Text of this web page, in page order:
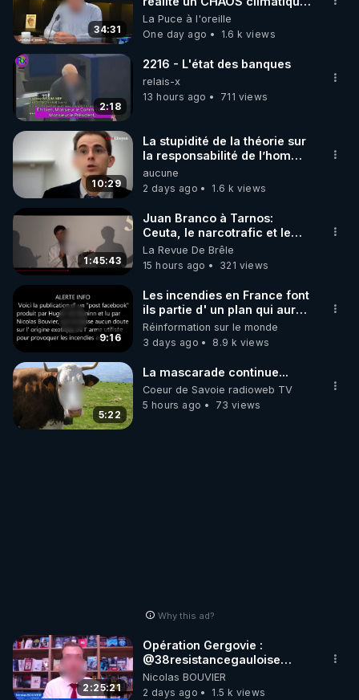
Rendez-vous sur
http://rgnr.li/lechoubrave
code : REGENERE10
▶ 30 jours gratuit sur l’application de méditation et
de bien-être ENVOL :
Rendez-vous sur https://www.envol.app/code
le code : REGENERE
34:31
on répond
La Puce à l'oreille
One day ago
1.6 k views
2:18
2216 - L'état des banques
relais-x
13 hours ago
711 views
10:29
La stupidité de la théorie sur
la responsabilité de l’homme
concernant le dioxyde de
carbone.
aucune
2 days ago
1.6 k views
1:45:43
Juan Branco à Tarnos:
Ceuta, le narcotrafic et le
pouvoir en France
La Revue De Brêle
15 hours ago
321 views
9:16
Les incendies en France font
ils partie d' un plan qui aurait
débuté le 11 septembre 2001
?
Réinformation sur le monde
3 days ago
8.9 k views
5:22
La mascarade continue...
Coeur de Savoie radioweb TV
5 hours ago
73 views
Why this ad?
2:25:21
Opération Gergovie :
‪@38resistancegauloise‬
‪@MarionSigautOfficiel‬
‪@gladysriifard5710‬ Laëtitia
Nicolas BOUVIER
2 days ago
1.5 k views